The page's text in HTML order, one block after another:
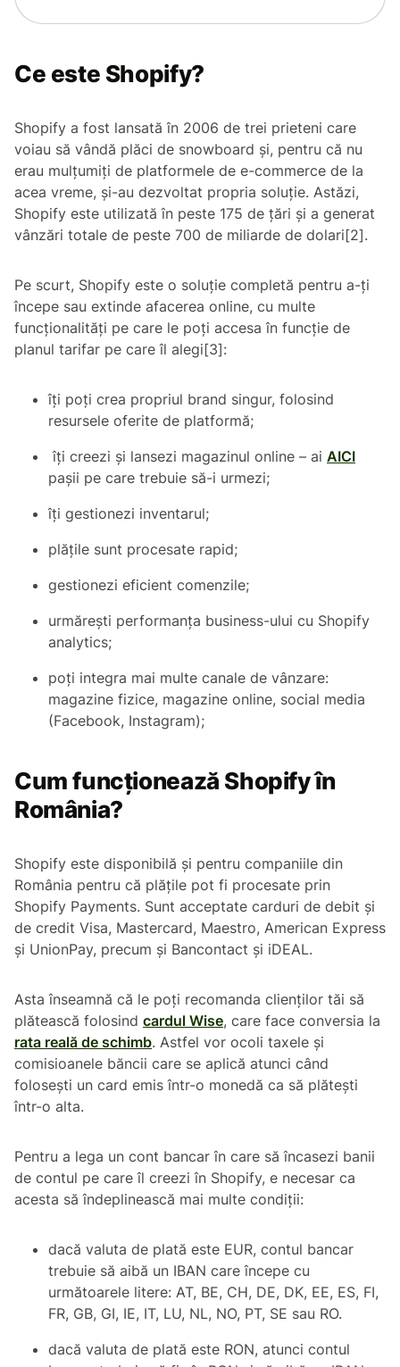
Ce este Shopify?
Shopify a fost lansată în 2006 de trei prieteni care
voiau să vândă plăci de snowboard și, pentru că nu
erau mulțumiți de platformele de e-commerce de la
acea vreme, și-au dezvoltat propria soluție. Astăzi,
Shopify este utilizată în peste 175 de țări și a generat
vânzări totale de peste 700 de miliarde de dolari[2].
Pe scurt, Shopify este o soluție completă pentru a-ți
începe sau extinde afacerea online, cu multe
funcționalități pe care le poți accesa în funcție de
planul tarifar pe care îl alegi[3]:
îți poți crea propriul brand singur, folosind
resursele oferite de platformă;
îți creezi și lansezi magazinul online – ai AICI
pașii pe care trebuie să-i urmezi;
îți gestionezi inventarul;
plățile sunt procesate rapid;
gestionezi eficient comenzile;
urmărești performanța business-ului cu Shopify
analytics;
poți integra mai multe canale de vânzare:
magazine fizice, magazine online, social media
(Facebook, Instagram);
Cum funcționează Shopify în
România?
Shopify este disponibilă și pentru companiile din
România pentru că plățile pot fi procesate prin
Shopify Payments. Sunt acceptate carduri de debit și
de credit Visa, Mastercard, Maestro, American Express
și UnionPay, precum și Bancontact și iDEAL.
Asta înseamnă că le poți recomanda clienților tăi să
plătească folosind cardul Wise, care face conversia la
rata reală de schimb. Astfel vor ocoli taxele și
comisioanele băncii care se aplică atunci când
folosești un card emis într-o monedă ca să plătești
într-o alta.
Pentru a lega un cont bancar în care să încasezi banii
de contul pe care îl creezi în Shopify, e necesar ca
acesta să îndeplinească mai multe condiții:
dacă valuta de plată este EUR, contul bancar
trebuie să aibă un IBAN care începe cu
următoarele litere: AT, BE, CH, DE, DK, EE, ES, FI,
FR, GB, GI, IE, IT, LU, NL, NO, PT, SE sau RO.
dacă valuta de plată este RON, atunci contul